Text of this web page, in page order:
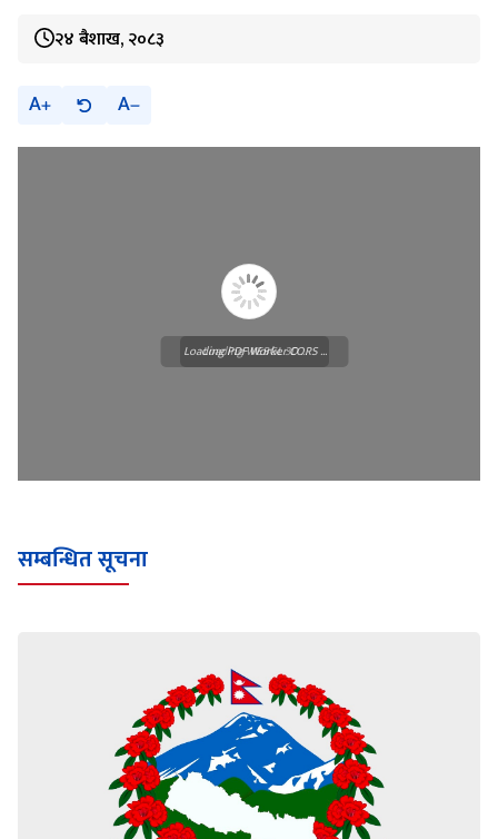
२४ बैशाख, २०८३
A A
Loading WEBGL 3D ...
Loading PDF Worker CORS ...
सम्बन्धित सूचना